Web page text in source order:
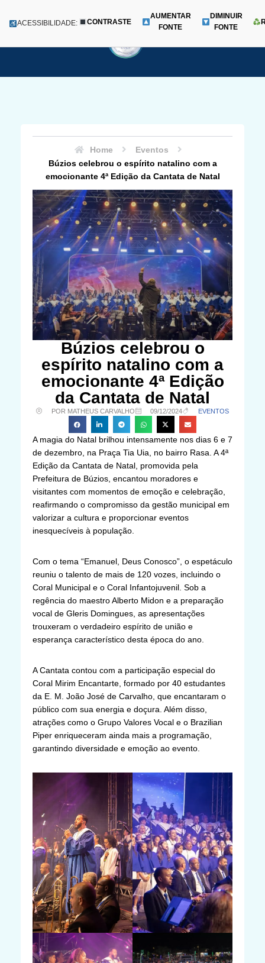
para
Menu
ACESSIBILIDADE: CONTRASTE
AUMENTAR
FONTE
DIMINUIR
FONTE
Home
Eventos
Búzios celebrou o espírito natalino com a
emocionante 4ª Edição da Cantata de Natal
Búzios celebrou o
espírito natalino com a
emocionante 4ª Edição
da Cantata de Natal
POR MATHEUS CARVALHO 09/12/2024 EVENTOS
A magia do Natal brilhou intensamente nos dias 6 e 7
de dezembro, na Praça Tia Uia, no bairro Rasa. A 4ª
Edição da Cantata de Natal, promovida pela
Prefeitura de Búzios, encantou moradores e
visitantes com momentos de emoção e celebração,
reafirmando o compromisso da gestão municipal em
valorizar a cultura e proporcionar eventos
inesquecíveis à população.
Com o tema “Emanuel, Deus Conosco”, o espetáculo
reuniu o talento de mais de 120 vozes, incluindo o
Coral Municipal e o Coral Infantojuvenil. Sob a
regência do maestro Alberto Midon e a preparação
vocal de Gleris Domingues, as apresentações
trouxeram o verdadeiro espírito de união e
esperança característico desta época do ano.
A Cantata contou com a participação especial do
Coral Mirim Encantarte, formado por 40 estudantes
da E. M. João José de Carvalho, que encantaram o
público com sua energia e doçura. Além disso,
atrações como o Grupo Valores Vocal e o Brazilian
Piper enriqueceram ainda mais a programação,
garantindo diversidade e emoção ao evento.